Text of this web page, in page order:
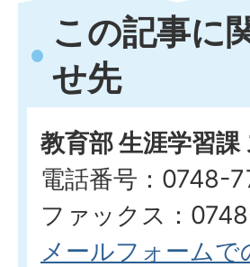
この記事に
せ先
教育部 生涯学習
電話番号：0748-
ファックス：
メールフォーム